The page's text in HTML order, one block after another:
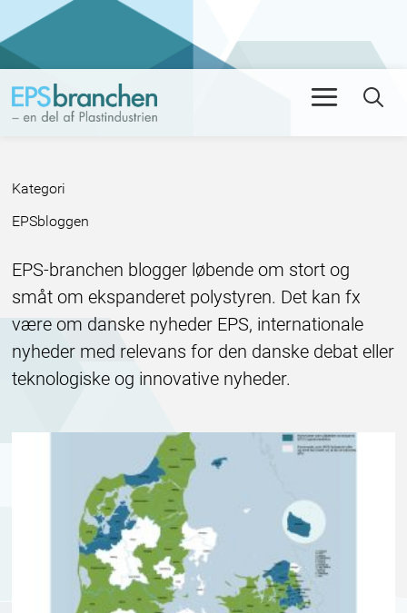
Kategori
:EPSbloggen
EPS-branchen blogger løbende om stort og
småt om ekspanderet polystyren. Det kan fx
være om danske nyheder EPS, internationale
nyheder med relevans for den danske debat eller
teknologiske og innovative nyheder.
#FAKTAOMEPS